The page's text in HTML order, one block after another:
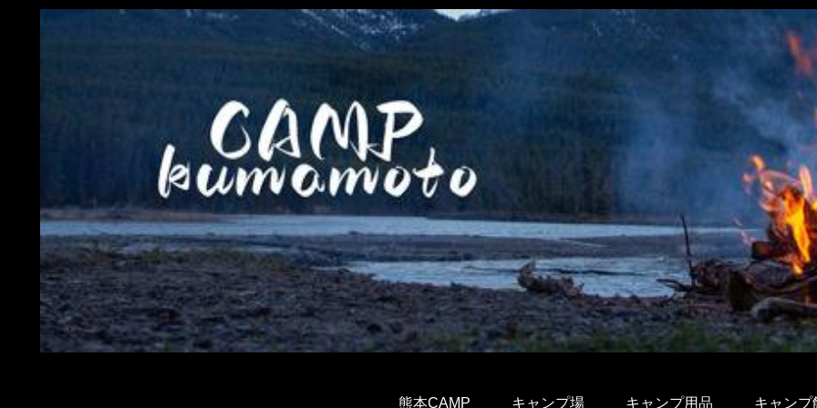
熊本CAMP キャンプ場 キャンプ用品 キャンプ